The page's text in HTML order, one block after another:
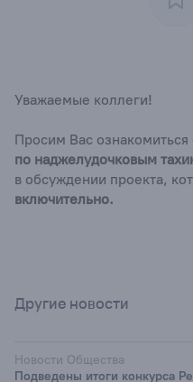
Уважаемые коллеги!
Просим Вас
по наджелудочковым
в обсуждении проекта,
включительно.
Другие новости
Новости Общества
Подведены итоги конкурса